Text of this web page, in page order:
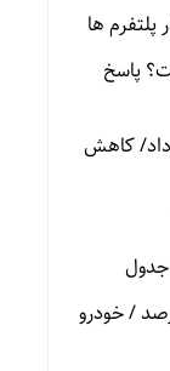
ها
پاسخ
سکه امروز یکشنبه 18مرداد/ کاهش
ریخت، ۲۰۷ فقط ۲.۹ درصد / خودرو